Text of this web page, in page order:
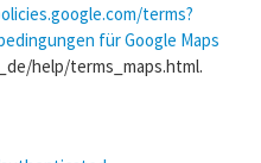
terms?
für Google Maps
help/terms_maps.html.